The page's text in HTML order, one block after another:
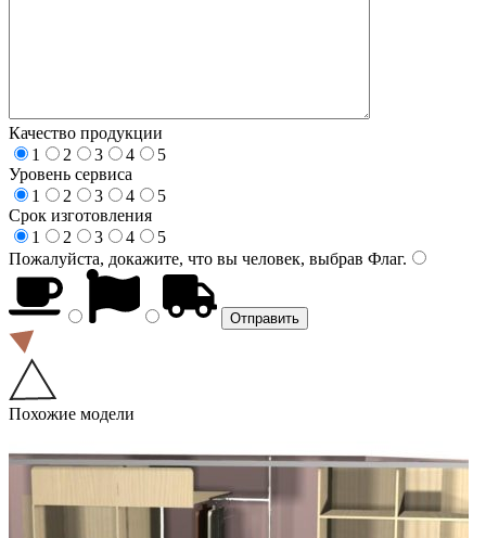
Качество продукции
1
2 3 4
5
Уровень сервиса
1
2 3 4
5
Срок изготовления
1
2 3 4
5
Пожалуйста, докажите, что вы человек, выбрав Флаг.
Похожие модели